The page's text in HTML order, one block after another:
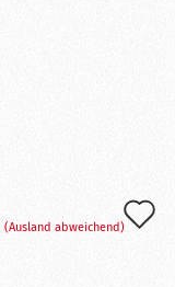
(Ausland abweichend)